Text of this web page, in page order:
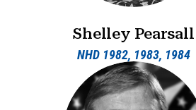
Shelley Pearsall
NHD 1982, 1983, 1984